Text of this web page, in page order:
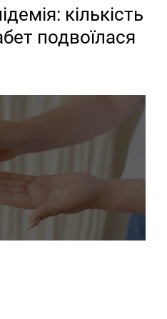
кількість
подвоїлася